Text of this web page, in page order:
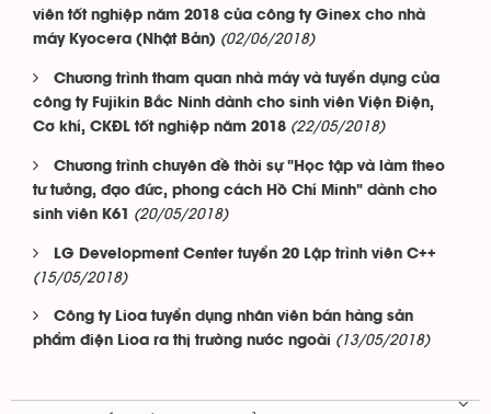
viên tốt nghiệp năm 2018 của công ty Ginex cho nhà
máy Kyocera (Nhật Bản) (02/06/2018)
Chương trình tham quan nhà máy và tuyển dụng của
công ty Fujikin Bắc Ninh dành cho sinh viên Viện Điện,
Cơ khí, CKĐL tốt nghiệp năm 2018 (22/05/2018)
Chương trình chuyên đề thời sự "Học tập và làm theo
tư tưởng, đạo đức, phong cách Hồ Chí Minh" dành cho
sinh viên K61
(20/05/2018)
LG Development Center tuyển 20 Lập trình viên C++
(15/05/2018)
Công ty Lioa tuyển dụng nhân viên bán hàng sản
phẩm điện Lioa ra thị trường nước ngoài (13/05/2018)